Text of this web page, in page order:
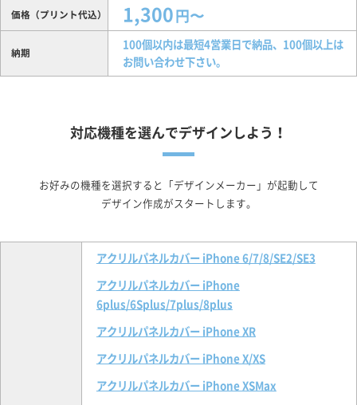
価格（プリント代込） 1,300 円〜
納期
100個以内は最短4営業日で納品、100個以上は
お問い合わせ下さい。
対応機種を選んでデザインしよう！
お好みの機種を選択すると「デザインメーカー」が起動して
デザイン作成がスタートします。
アクリルパネルカバー iPhone 6/7/8/SE2/SE3
アクリルパネルカバー iPhone
6plus/6Splus/7plus/8plus
アクリルパネルカバー iPhone XR
アクリルパネルカバー iPhone X/XS
アクリルパネルカバー iPhone XSMax